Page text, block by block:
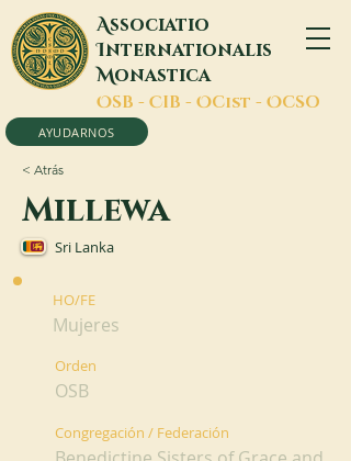
Associatio
Internationalis
Monastica
OSB - CIB - OCist - OCSO
AYUDARNOS
< Atrás
Millewa
Sri Lanka
HO/FE
Mujeres
Orden
OSB
Congregación / Federación